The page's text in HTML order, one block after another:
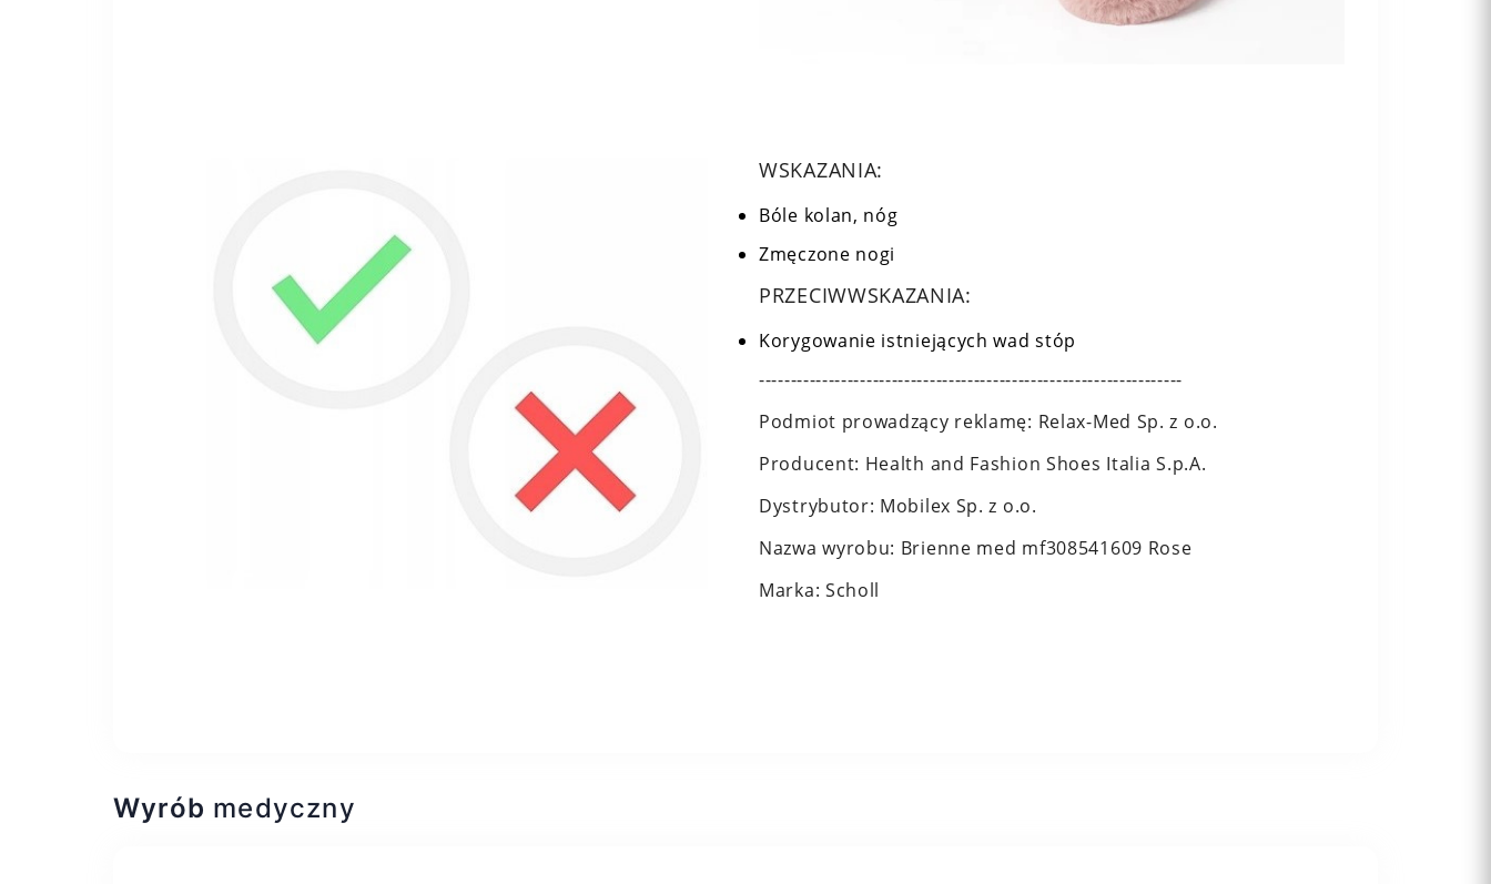
WSKAZANIA:
Bóle kolan, nóg
Zmęczone nogi
PRZECIWWSKAZANIA:
Korygowanie istniejących wad stóp
-------------------------------------------------------------------
Podmiot prowadzący reklamę: Relax-Med Sp. z o.o.
Producent: Health and Fashion Shoes Italia S.p.A.
Dystrybutor: Mobilex Sp. z o.o.
Nazwa wyrobu: Brienne med mf308541609 Rose
Marka: Scholl
Wyrób medyczny